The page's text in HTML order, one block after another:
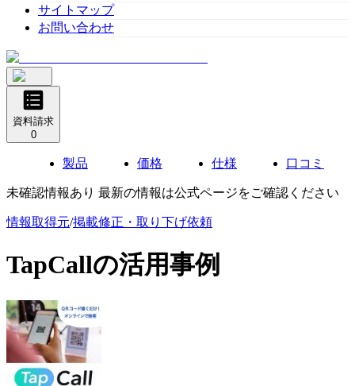
サイトマップ
お問い合わせ
資料請求
0
製品 価格 仕様 口コミ
未確認情報あり 最新の情報は公式ページをご確認ください
情報取得元/掲載修正・取り下げ依頼
TapCallの活用事例